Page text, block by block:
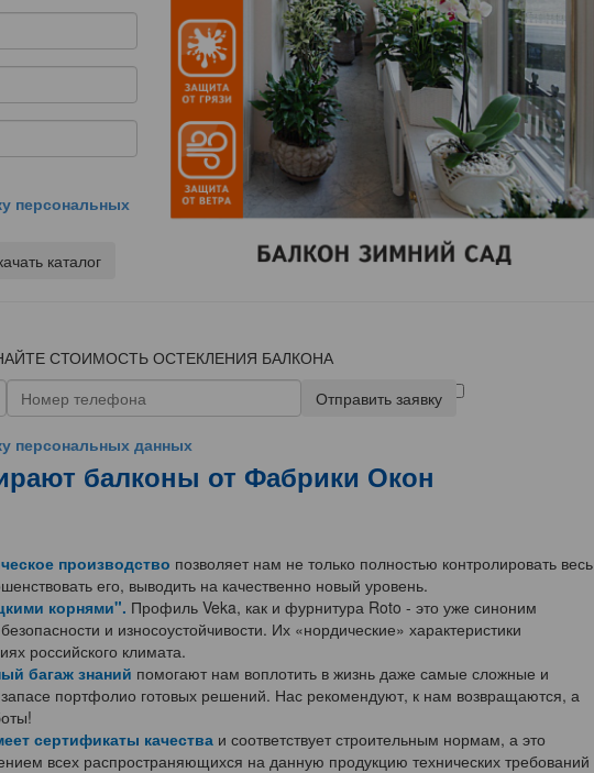
персональных
каталог
СТОИМОСТЬ ОСТЕКЛЕНИЯ БАЛКОНА
Отправить заявку
персональных данных
балконы от Фабрики Окон
производство позволяет нам не только полностью контролировать весь
его, выводить на качественно новый уровень.
корнями". Профиль Veka, как и фурнитура Roto - это уже синоним
и износоустойчивости. Их «нордические» характеристики
российского климата.
багаж знаний помогают нам воплотить в жизнь даже самые сложные и
портфолио готовых решений. Нас рекомендуют, к нам возвращаются, а
сертификаты качестваи соответствует строительным нормам, а это
всех распространяющихся на данную продукцию технических требований